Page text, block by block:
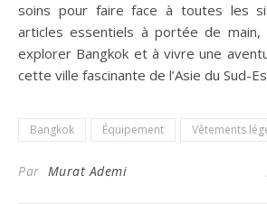
soins pour faire face à toutes les
articles essentiels à portée de
explorer Bangkok et à vivre une
cette ville fascinante de l’Asie du Sud-
Bangkok Équipement Vêtements
Par Murat Ademi